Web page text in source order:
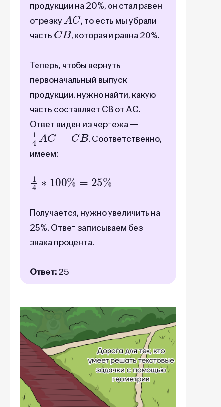
продукции на 20%, он стал равен
отрезку
AC
, то есть мы убрали
часть
CB
, которая и равна 20%.
Теперь, чтобы вернуть
первоначальный выпуск
продукции, нужно найти, какую
часть составляет CB от AC.
Ответ виден из чертежа —
14 A C= C B
. Соответственно,
имеем:
14 100% 25%
Получается, нужно увеличить на
25%. Ответ записываем без
знака процента.
Ответ:25